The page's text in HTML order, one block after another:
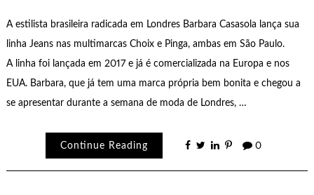
A estilista brasileira radicada em Londres Barbara Casasola lança sua
linha Jeans nas multimarcas Choix e Pinga, ambas em São Paulo.
A linha foi lançada em 2017 e já é comercializada na Europa e nos
EUA. Barbara, que já tem uma marca própria bem bonita e chegou a
se apresentar durante a semana de moda de Londres, …
Continue Reading 0